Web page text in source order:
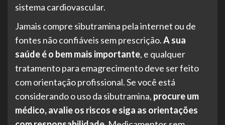
sistema cardiovascular.
Jamais compre sibutramina pela internet ou de
fontes não confiáveis sem prescrição.A sua
saúde é o bem mais importante, e qualquer
tratamento para emagrecimento deve ser feito
com orientação profissional. Se você está
considerando o uso da sibutramina, procure um
médico, avalie os riscos e siga as orientações